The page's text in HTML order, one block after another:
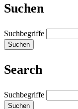
Suchen
Suchbegriffe
Suchen
Search
Suchbegriffe
Suchen